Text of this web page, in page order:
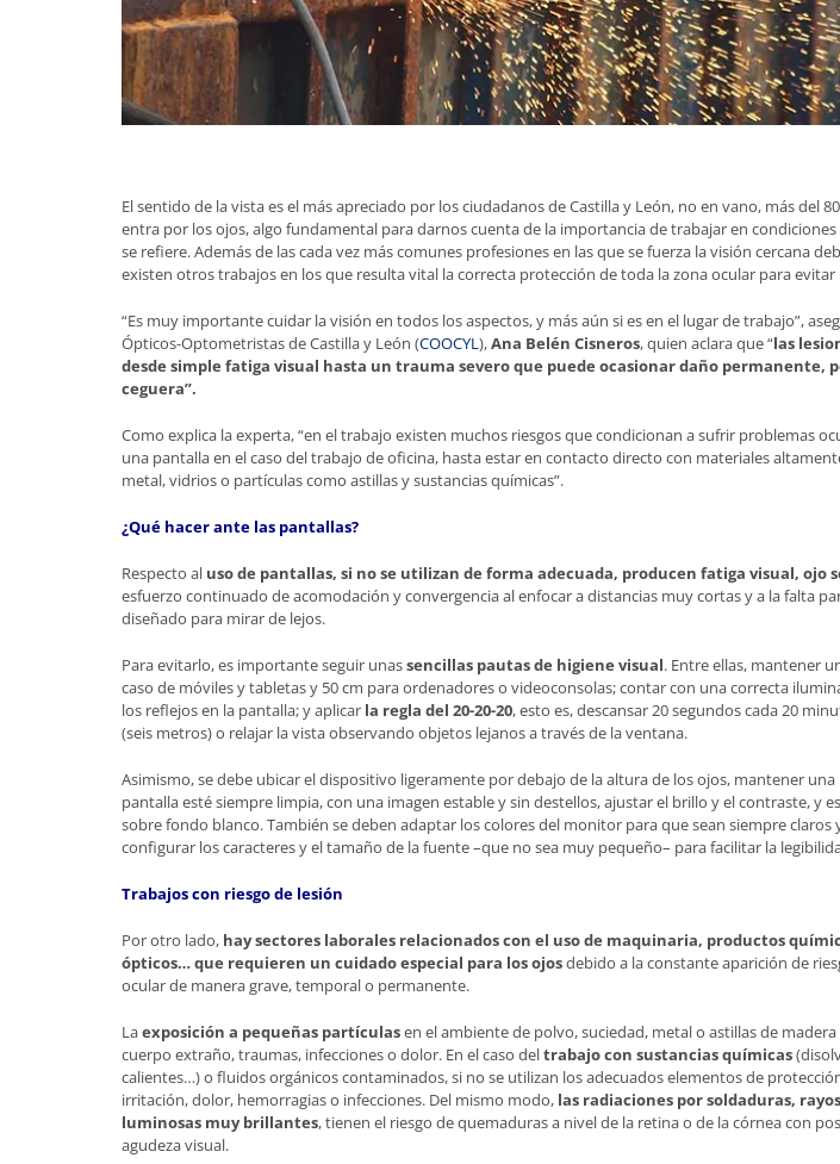
El sentido de la vista es el más apreciado por los ciudadanos de Castilla y León, no en vano, más del
entra por los ojos, algo fundamental para darnos cuenta de la importancia de trabajar en
se refiere. Además de las cada vez más comunes profesiones en las que se fuerza la visión cercana
existen otros trabajos en los que resulta vital la correcta protección de toda la zona ocular para evitar
“Es muy importante cuidar la visión en todos los aspectos, y más aún si es en el lugar de trabajo”,
Ópticos-Optometristas de Castilla y León (COOCYL),Ana Belén Cisneros, quien aclara que “las
desde simple fatiga visual hasta un trauma severo que puede ocasionar daño permanente,
ceguera”.
Como explica la experta, “en el trabajo existen muchos riesgos que condicionan a sufrir problemas
una pantalla en el caso del trabajo de oficina, hasta estar en contacto directo con materiales
metal, vidrios o partículas como astillas y sustancias químicas”.
¿Qué hacer ante las pantallas?
Respecto al uso de pantallas, si no se utilizan de forma adecuada, producen fatiga visual, ojo
esfuerzo continuado de acomodación y convergencia al enfocar a distancias muy cortas y a la falta
diseñado para mirar de lejos.
Para evitarlo, es importante seguir unassencillas pautas de higiene visual. Entre ellas, mantener
caso de móviles y tabletas y 50 cm para ordenadores o videoconsolas; contar con una correcta
los reflejos en la pantalla; y aplicar la regla del 20-20-20, esto es, descansar 20 segundos cada 20
(seis metros) o relajar la vista observando objetos lejanos a través de la ventana.
Asimismo, se debe ubicar el dispositivo ligeramente por debajo de la altura de los ojos, mantener
pantalla esté siempre limpia, con una imagen estable y sin destellos, ajustar el brillo y el contraste, y
sobre fondo blanco. También se deben adaptar los colores del monitor para que sean siempre
configurar los caracteres y el tamaño de la fuente –que no sea muy pequeño– para facilitar la
Trabajos con riesgo de lesión
Por otro lado, hay sectores laborales relacionados con el uso de maquinaria, productos
ópticos… que requieren un cuidado especial para los ojosdebido a la constante aparición de
ocular de manera grave, temporal o permanente.
Laexposición a pequeñas partículasen el ambiente de polvo, suciedad, metal o astillas de
cuerpo extraño, traumas, infecciones o dolor. En el caso deltrabajo con sustancias químicas
calientes…) o fluidos orgánicos contaminados, si no se utilizan los adecuados elementos de
irritación, dolor, hemorragias o infecciones. Del mismo modo, las radiaciones por soldaduras,
luminosas muy brillantes, tienen el riesgo de quemaduras a nivel de la retina o de la córnea con
agudeza visual.